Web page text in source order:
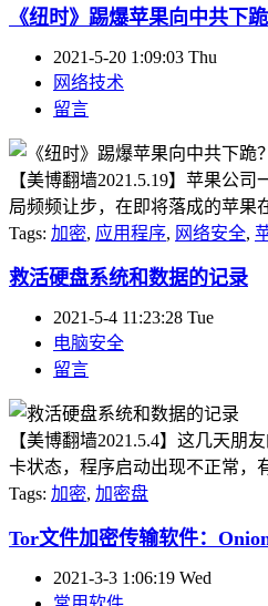
《纽时》踢爆苹果向中共下
2021-5-20 1:09:03 Thu
网络技术
留言
【美博翻墙2021.5.19】苹果公
局频频让步，在即将落成的苹果
Tags: 加密, 应用程序, 网络安全,
救活硬盘系统和数据的记录
2021-5-4 11:23:28 Tue
电脑安全
留言
【美博翻墙2021.5.4】这几天
卡状态，程序启动出现不正常，
Tags: 加密, 加密盘
Tor文件加密传输软件：
2021-3-3 1:06:19 Wed